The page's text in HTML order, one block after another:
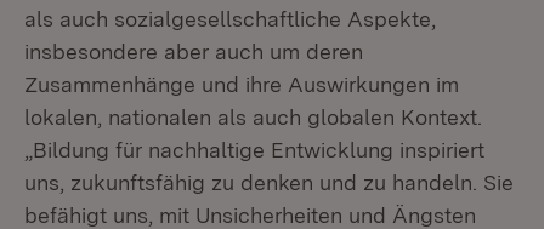
als auch sozialgesellschaftliche Aspekte,
insbesondere aber auch um deren
Zusammenhänge und ihre Auswirkungen im
lokalen, nationalen als auch globalen Kontext.
„Bildung für nachhaltige Entwicklung inspiriert
uns, zukunftsfähig zu denken und zu handeln. Sie
befähigt uns, mit Unsicherheiten und Ängsten